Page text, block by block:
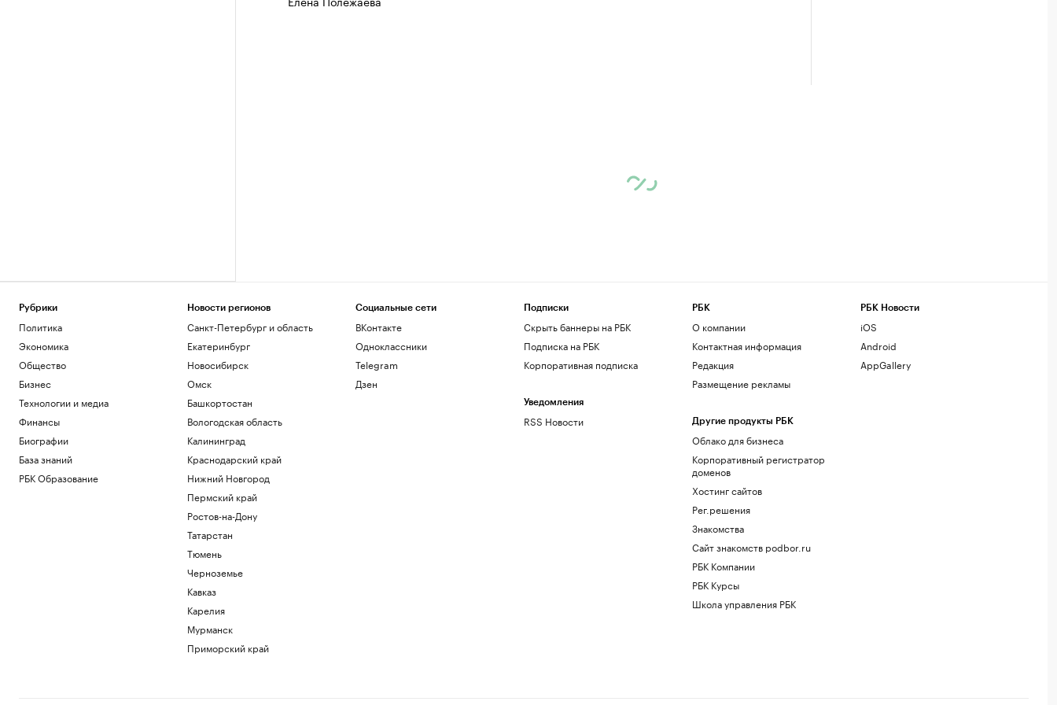
Рубрики
Политика
Экономика
Общество
Бизнес
Технологии и медиа
Финансы
Биографии
База знаний
РБК Образование
Новости регионов
Санкт-Петербург и область
Екатеринбург
Новосибирск
Омск
Башкортостан
Вологодская область
Калининград
Краснодарский край
Нижний Новгород
Пермский край
Ростов-на-Дону
Татарстан
Тюмень
Черноземье
Кавказ
Карелия
Мурманск
Приморский край
Социальные сети
ВКонтакте
Одноклассники
Telegram
Дзен
Подписки
Скрыть баннеры на РБК
Подписка на РБК
Корпоративная подписка
Уведомления
RSS Новости
РБК
О компании
Контактная информация
Редакция
Размещение рекламы
Другие продукты РБК
Облако для бизнеса
Корпоративный регистратор
доменов
Хостинг сайтов
Рег.решения
Знакомства
Сайт знакомств podbor.ru
РБК Компании
РБК Курсы
Школа управления РБК
РБК Новости
iOS
Android
AppGallery